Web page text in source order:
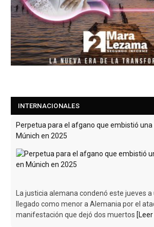
INTERNACIONALES
Perpetua para el afgano que embistió
Múnich en 2025
La justicia alemana condenó este jueves
llegado como menor a Alemania por el
manifestación que dejó dos muertos